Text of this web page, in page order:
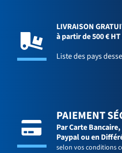
LIVRAISON
à partir de 500 €
Liste des pays
PAIEMENT
Par Carte Bancaire,
Paypal ou en
selon vos conditions